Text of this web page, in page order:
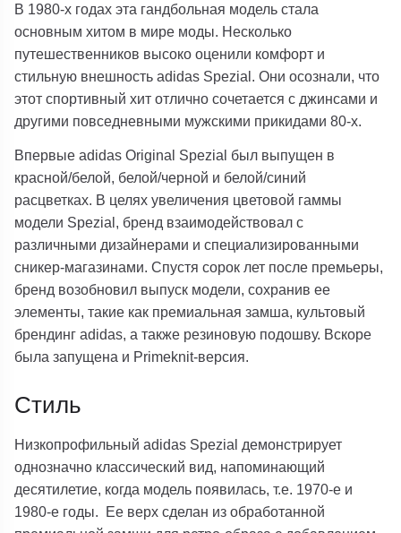
В 1980-х годах эта гандбольная модель стала
основным хитом в мире моды. Несколько
путешественников высоко оценили комфорт и
стильную внешность adidas Spezial. Они осознали, что
этот спортивный хит отлично сочетается с джинсами и
другими повседневными мужскими прикидами 80-х.
Впервые adidas Original Spezial был выпущен в
красной/белой, белой/черной и белой/синий
расцветках. В целях увеличения цветовой гаммы
модели Spezial, бренд взаимодействовал с
различными дизайнерами и специализированными
сникер-магазинами. Спустя сорок лет после премьеры,
бренд возобновил выпуск модели, сохранив ее
элементы, такие как премиальная замша, культовый
брендинг adidas, а также резиновую подошву. Вскоре
была запущена и Primeknit-версия.
Стиль
Низкопрофильный adidas Spezial демонстрирует
однозначно классический вид, напоминающий
десятилетие, когда модель появилась, т.е. 1970-е и
1980-е годы. Ее верх сделан из обработанной